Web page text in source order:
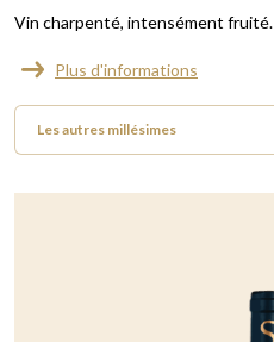
Vin charpenté, intensément fruité.
Plus d'informations
Les autres millésimes